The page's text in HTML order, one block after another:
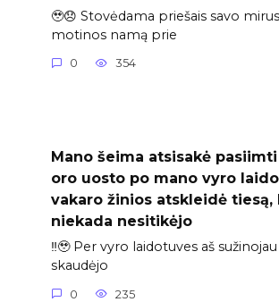
🥹😞 Stovėdama priešais savo
motinos namą prie
0 354
Mano šeima atsisakė
oro uosto po mano vyro
vakaro žinios atskleidė tiesą,
niekada nesitikėjo
‼️🥹 Per vyro laidotuves aš
skaudėjo
0 235